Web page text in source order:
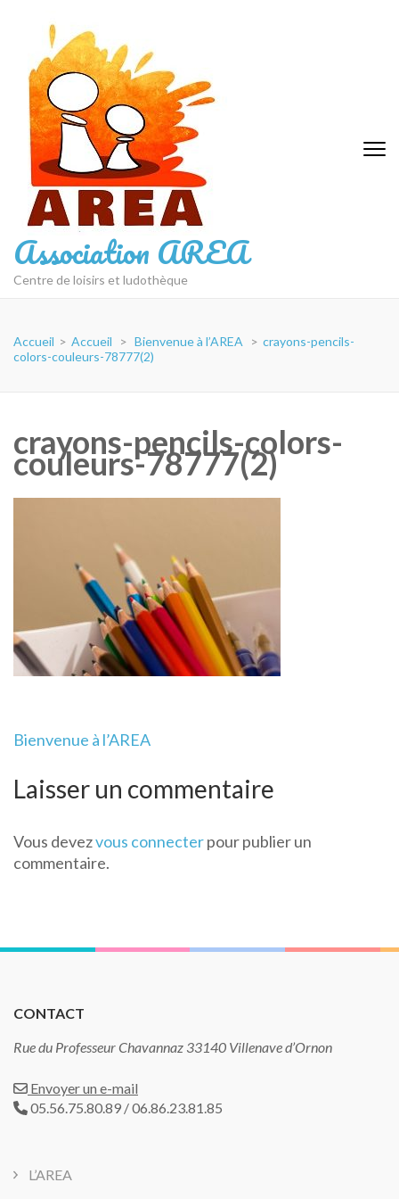
contenu
(Pressez
Entrée)
Association AREA
Centre de loisirs et ludothèque
Accueil > Accueil > Bienvenue à l’AREA > crayons-pencils-
colors-couleurs-78777(2)
crayons-pencils-colors-
couleurs-78777(2)
Navigation
l’article
Bienvenue à l’AREA
Laisser un commentaire
Vous devezvous connecterpour publier un
commentaire.
CONTACT
Rue du Professeur Chavannaz 33140 Villenave d’Ornon
Envoyer un e-mail
05.56.75.80.89 / 06.86.23.81.85
L’AREA